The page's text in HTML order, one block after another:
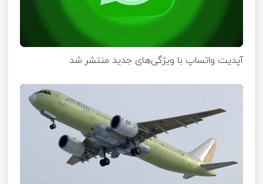
آپدیت‌ واتساپ با ویژگی‌های جدید منتشر شد